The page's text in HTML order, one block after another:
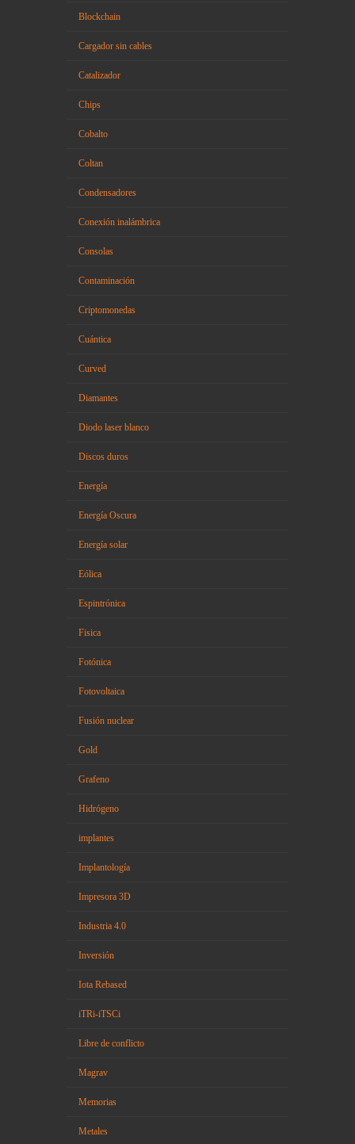
Blockchain
Cargador sin cables
Catalizador
Chips
Cobalto
Coltan
Condensadores
Conexión inalámbrica
Consolas
Contaminación
Criptomonedas
Cuántica
Curved
Diamantes
Diodo laser blanco
Discos duros
Energía
Energía Oscura
Energía solar
Eólica
Espintrónica
Fisica
Fotónica
Fotovoltaica
Fusión nuclear
Gold
Grafeno
Hidrógeno
implantes
Implantología
Impresora 3D
Industria 4.0
Inversión
Iota Rebased
iTRi-iTSCi
Libre de conflicto
Magrav
Memorias
Metales